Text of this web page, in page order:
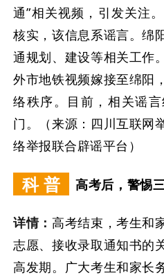
通”相关视频，引发关注
核实，该信息系谣言。绵
通规划、建设等相关工作
外市地铁视频嫁接至绵阳
络秩序。目前，相关谣
门。（来源：四川互联网
络举报联合辟谣平台）
科 普 高考后，警惕
详情： 高考结束，考生和
志愿、接收录取通知书的
高发期。广大考生和家长